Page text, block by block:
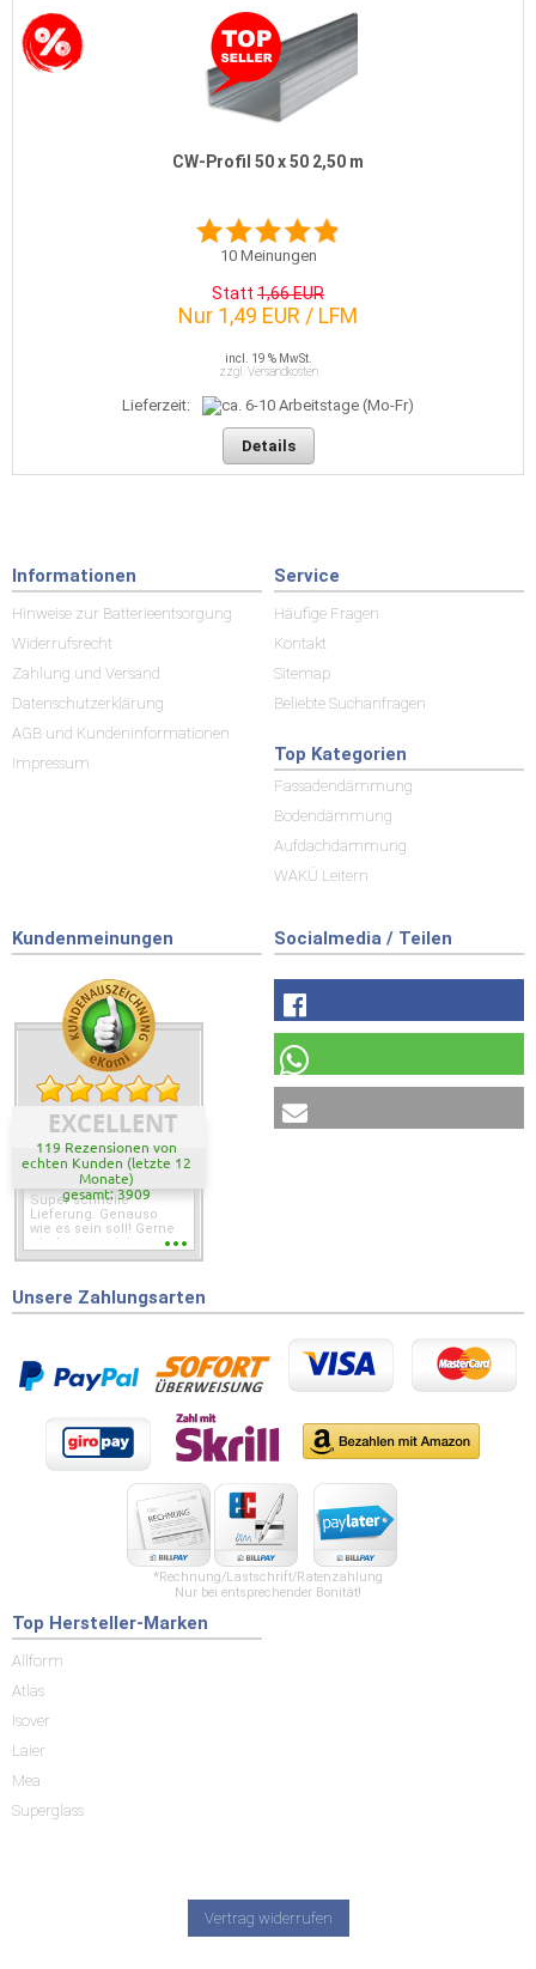
CW-Profil 50 x 50 2,50 m
10Meinungen
Statt 1,66 EUR
Nur 1,49 EUR / LFM
incl. 19 % MwSt.
zzgl. Versandkosten
Lieferzeit:
Details
Informationen
Hinweise zur Batterieentsorgung
Widerrufsrecht
Zahlung und Versand
Datenschutzerklärung
AGB und Kundeninformationen
Impressum
Service
Häufige Fragen
Kontakt
Sitemap
Beliebte Suchanfragen
Top Kategorien
Fassadendämmung
Bodendämmung
Aufdachdämmung
WAKÜ Leitern
Kundenmeinungen
EXCELLENT
119 Rezensionen von
echten Kunden (letzte 12
Monate)
gesamt: 3909
Super schnelle
Lieferung. Genauso
wie es sein soll! Gerne
wieder wenn ich was
Socialmedia / Teilen
Unsere Zahlungsarten
*Rechnung/Lastschrift/Ratenzahlung
Nur bei entsprechender Bonität!
Top Hersteller-Marken
Allform
Atlas
Isover
Laier
Mea
Superglass
Vertrag widerrufen